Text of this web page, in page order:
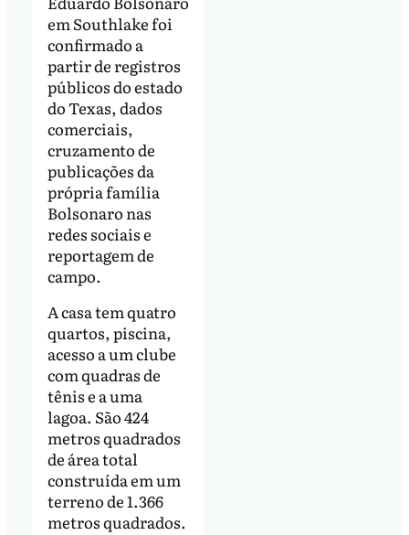
em Southlake foi
confirmado a
partir de registros
públicos do estado
do Texas, dados
comerciais,
cruzamento de
publicações da
própria família
Bolsonaro nas
redes sociais e
reportagem de
campo.
A casa tem quatro
quartos, piscina,
acesso a um clube
com quadras de
tênis e a uma
lagoa. São 424
metros quadrados
de área total
construída em um
terreno de 1.366
metros quadrados.